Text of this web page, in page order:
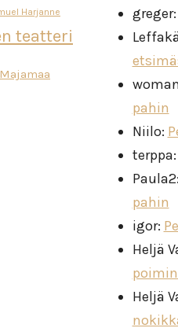
Harjanne
teatteri
greger:
pahin
Niilo:
terppa:
Paula2:
pahin
igor:
Heljä
Heljä